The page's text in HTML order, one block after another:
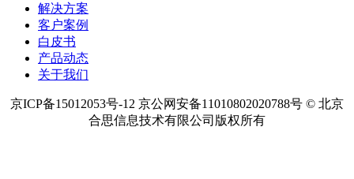
解决方案
客户案例
白皮书
产品动态
关于我们
京ICP备15012053号-12 京公网安备11010802020788号 © 北京
合思信息技术有限公司版权所有